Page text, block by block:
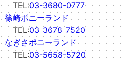
TEL:03-3680-0777
篠崎ポニーランド
TEL:03-3678-7520
なぎさポニーランド
TEL:03-5658-5720